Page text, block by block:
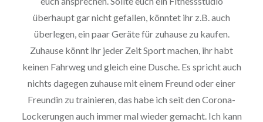
überhaupt gar nicht gefallen, könntet ihr z.B. auch
überlegen, ein paar Geräte für zuhause zu kaufen.
Zuhause könnt ihr jeder Zeit Sport machen, ihr habt
keinen Fahrweg und gleich eine Dusche. Es spricht auch
nichts dagegen zuhause mit einem Freund oder einer
Freundin zu trainieren, das habe ich seit den Corona-
Lockerungen auch immer mal wieder gemacht. Ich kann